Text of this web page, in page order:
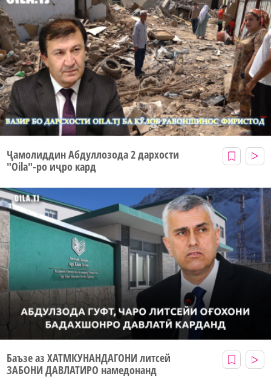
Ҷамолиддин Абдуллозода 2 дархости
"Oila"-ро иҷро кард
Баъзе аз ХАТМКУНАНДАГОНИ литсей
ЗАБОНИ ДАВЛАТИРО намедонанд